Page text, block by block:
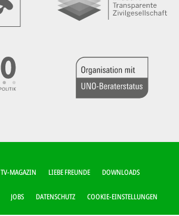
TV-MAGAZIN LIEBE FREUNDE DOWNLOADS
JOBS DATENSCHUTZ COOKIE-EINSTELLUNGEN